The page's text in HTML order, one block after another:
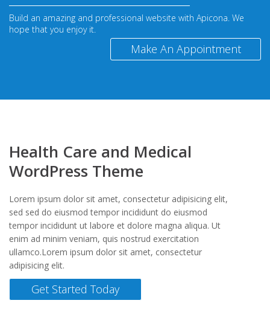
Build an amazing and professional website with Apicona. We
hope that you enjoy it.
Make An Appointment
Health Care and Medical
WordPress Theme
Lorem ipsum dolor sit amet, consectetur adipisicing elit,
sed sed do eiusmod tempor incididunt do eiusmod
tempor incididunt ut labore et dolore magna aliqua. Ut
enim ad minim veniam, quis nostrud exercitation
ullamco.Lorem ipsum dolor sit amet, consectetur
adipisicing elit.
Get Started Today